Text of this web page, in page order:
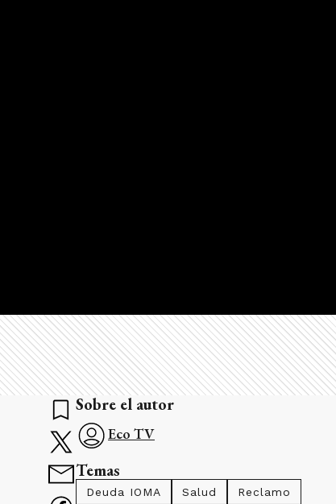
Sobre el autor
Eco TV
Temas
Deuda IOMA Salud Reclamo